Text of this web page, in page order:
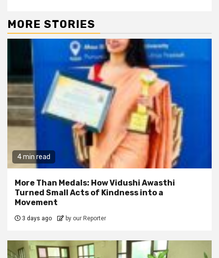
MORE STORIES
4 min read
More Than Medals: How Vidushi Awasthi
Turned Small Acts of Kindness into a
Movement
3 days ago by our Reporter